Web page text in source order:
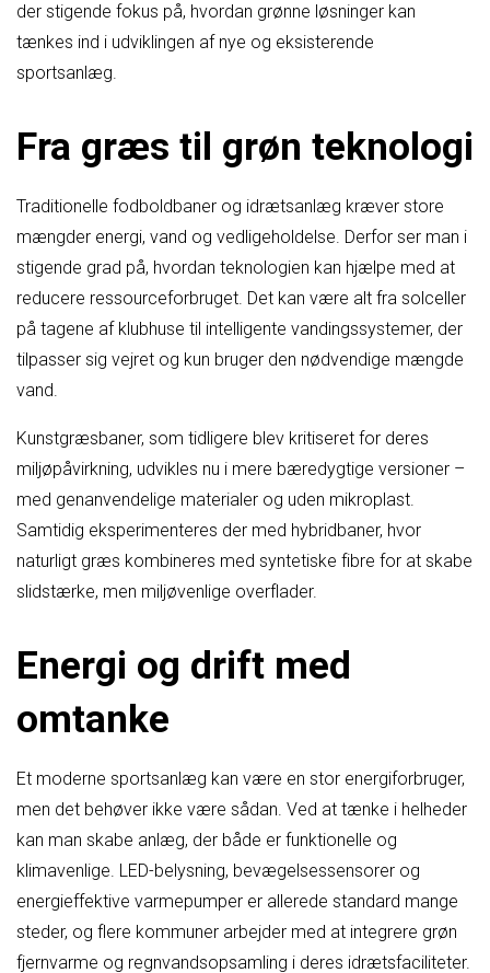
der stigende fokus på, hvordan grønne løsninger kan
tænkes ind i udviklingen af nye og eksisterende
sportsanlæg.
Fra græs til grøn teknologi
Traditionelle fodboldbaner og idrætsanlæg kræver store
mængder energi, vand og vedligeholdelse. Derfor ser man i
stigende grad på, hvordan teknologien kan hjælpe med at
reducere ressourceforbruget. Det kan være alt fra solceller
på tagene af klubhuse til intelligente vandingssystemer, der
tilpasser sig vejret og kun bruger den nødvendige mængde
vand.
Kunstgræsbaner, som tidligere blev kritiseret for deres
miljøpåvirkning, udvikles nu i mere bæredygtige versioner –
med genanvendelige materialer og uden mikroplast.
Samtidig eksperimenteres der med hybridbaner, hvor
naturligt græs kombineres med syntetiske fibre for at skabe
slidstærke, men miljøvenlige overflader.
Energi og drift med
omtanke
Et moderne sportsanlæg kan være en stor energiforbruger,
men det behøver ikke være sådan. Ved at tænke i helheder
kan man skabe anlæg, der både er funktionelle og
klimavenlige. LED-belysning, bevægelsessensorer og
energieffektive varmepumper er allerede standard mange
steder, og flere kommuner arbejder med at integrere grøn
fjernvarme og regnvandsopsamling i deres idrætsfaciliteter.